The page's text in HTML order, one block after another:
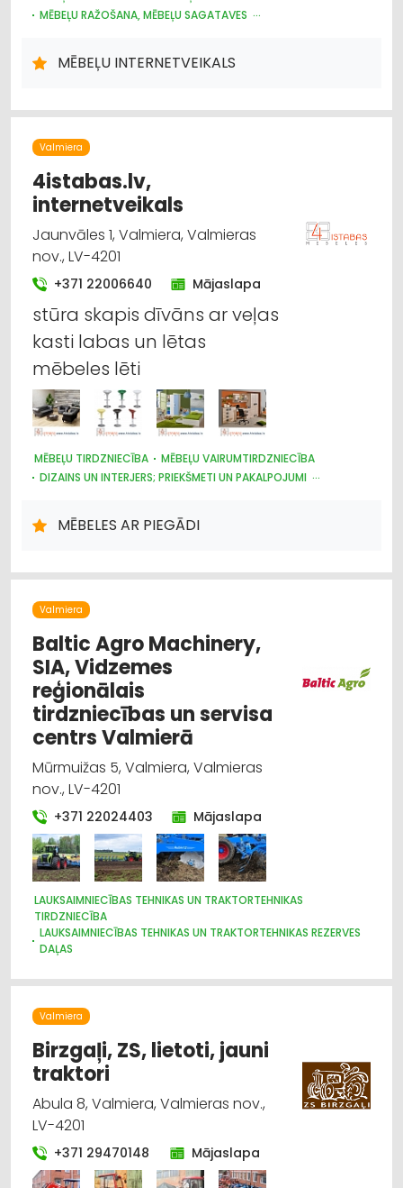
MĒBEĻU RAŽOŠANA, MĒBEĻU SAGATAVES
MĒBEĻU INTERNETVEIKALS
Valmiera
4istabas.lv,
internetveikals
Jaunvāles 1, Valmiera, Valmieras
nov., LV-4201
+371 22006640 Mājaslapa
stūra skapis dīvāns ar veļas
kasti labas un lētas
mēbeles lēti
MĒBEĻU TIRDZNIECĪBA
MĒBEĻU VAIRUMTIRDZNIECĪBA
DIZAINS UN INTERJERS; PRIEKŠMETI UN PAKALPOJUMI
MĒBELES AR PIEGĀDI
Valmiera
Baltic Agro Machinery,
SIA, Vidzemes
reģionālais
tirdzniecības un servisa
centrs Valmierā
Mūrmuižas 5, Valmiera, Valmieras
nov., LV-4201
+371 22024403 Mājaslapa
LAUKSAIMNIECĪBAS TEHNIKAS UN TRAKTORTEHNIKAS
TIRDZNIECĪBA
LAUKSAIMNIECĪBAS TEHNIKAS UN TRAKTORTEHNIKAS REZERVES
DAĻAS
LABOŠANA, REMONTS
IEKRAUŠANAS UN IZKRAUŠANAS TEHNIKA
MEŽKOPĪBAS UN MEŽIZSTRĀDES TEHNIKA
Valmiera
Birzgaļi, ZS, lietoti, jauni
traktori
Abula 8, Valmiera, Valmieras nov.,
LV-4201
+371 29470148 Mājaslapa